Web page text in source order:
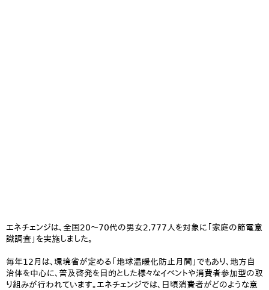
エネチェンジは、全国20～70代の男女2,777人を対象に「家庭の節電意
識調査」を実施しました。
毎年12月は、環境省が定める「地球温暖化防止月間」でもあり、地方自
治体を中心に、普及啓発を目的とした様々なイベントや消費者参加型の取
り組みが行われています。エネチェンジでは、日頃消費者がどのような意